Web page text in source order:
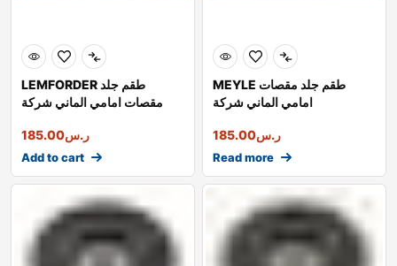
LEMFORDER طقم جلد
مقصات امامي الماني شركة
ر.س185.00
Add to cart
MEYLE طقم جلد مقصات
امامي الماني شركة
ر.س185.00
Read more